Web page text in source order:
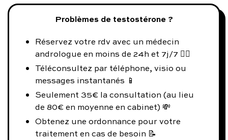
Problèmes de testostérone ?
Réservez votre rdv avec un médecin
andrologue en moins de 24h et 7j/7 👨‍⚕️
Téléconsultez par téléphone, visio ou
messages instantanés 📱
Seulement 35€ la consultation (au lieu
de 80€ en moyenne en cabinet) 💸
Obtenez une ordonnance pour votre
traitement en cas de besoin 📝